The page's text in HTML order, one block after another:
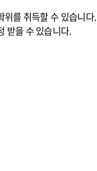
를 취득할 수 있습니다.
받을 수 있습니다.